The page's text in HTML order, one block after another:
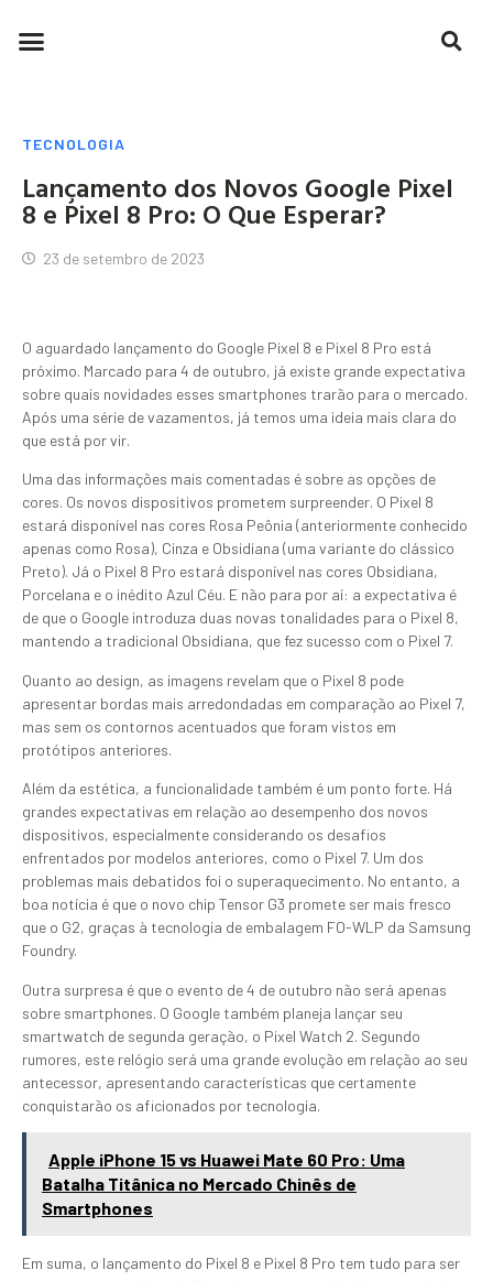
TECNOLOGIA
Lançamento dos Novos Google Pixel
8 e Pixel 8 Pro: O Que Esperar?
23 de setembro de 2023
O aguardado lançamento do Google Pixel 8 e Pixel 8 Pro está
próximo. Marcado para 4 de outubro, já existe grande expectativa
sobre quais novidades esses smartphones trarão para o mercado.
Após uma série de vazamentos, já temos uma ideia mais clara do
que está por vir.
Uma das informações mais comentadas é sobre as opções de
cores. Os novos dispositivos prometem surpreender. O Pixel 8
estará disponível nas cores Rosa Peônia (anteriormente conhecido
apenas como Rosa), Cinza e Obsidiana (uma variante do clássico
Preto). Já o Pixel 8 Pro estará disponível nas cores Obsidiana,
Porcelana e o inédito Azul Céu. E não para por aí: a expectativa é
de que o Google introduza duas novas tonalidades para o Pixel 8,
mantendo a tradicional Obsidiana, que fez sucesso com o Pixel 7.
Quanto ao design, as imagens revelam que o Pixel 8 pode
apresentar bordas mais arredondadas em comparação ao Pixel 7,
mas sem os contornos acentuados que foram vistos em
protótipos anteriores.
Além da estética, a funcionalidade também é um ponto forte. Há
grandes expectativas em relação ao desempenho dos novos
dispositivos, especialmente considerando os desafios
enfrentados por modelos anteriores, como o Pixel 7. Um dos
problemas mais debatidos foi o superaquecimento. No entanto, a
boa notícia é que o novo chip Tensor G3 promete ser mais fresco
que o G2, graças à tecnologia de embalagem FO-WLP da Samsung
Foundry.
Outra surpresa é que o evento de 4 de outubro não será apenas
sobre smartphones. O Google também planeja lançar seu
smartwatch de segunda geração, o Pixel Watch 2. Segundo
rumores, este relógio será uma grande evolução em relação ao seu
antecessor, apresentando características que certamente
conquistarão os aficionados por tecnologia.
Apple iPhone 15 vs Huawei Mate 60 Pro: Uma
Batalha Titânica no Mercado Chinês de
Smartphones
Em suma, o lançamento do Pixel 8 e Pixel 8 Pro tem tudo para ser